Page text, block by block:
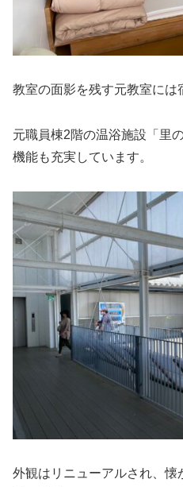
教室の面影を残す元教室には
元職員棟2階の温浴施設「里
機能も充実しています。
外観はリニューアルされ、